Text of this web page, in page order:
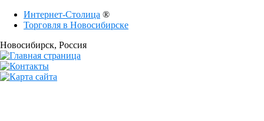
Интернет-Столица ®
Торговля в Новосибирске
Новосибирск, Россия